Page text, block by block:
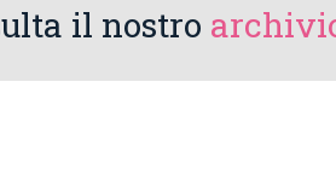
il nostro